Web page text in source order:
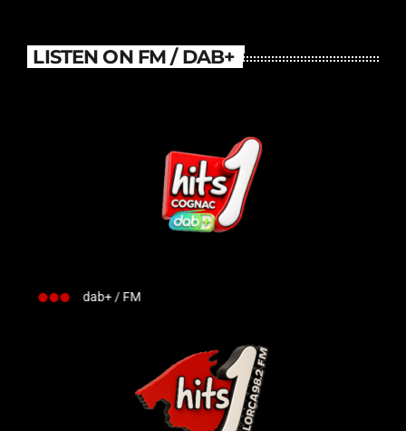
LISTEN ON FM / DAB+
dab+ / FM